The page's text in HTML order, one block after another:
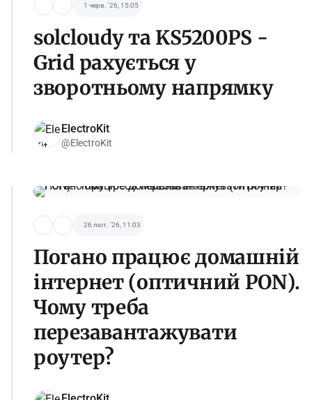
1 черв. '26, 15:05
solcloudy та KS5200PS -
Grid рахується у
зворотньому напрямку
ElectroKit
@ElectroKit
26 лют. '26, 11:03
Погано працює домашній
інтернет (оптичний PON).
Чому треба
перезавантажувати
роутер?